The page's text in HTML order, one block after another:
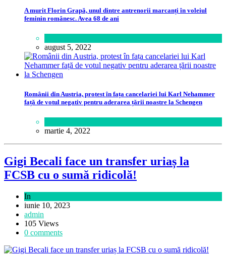
A murit Florin Grapă, unul dintre antrenorii marcanți în voleiul
feminin românesc. Avea 68 de ani
august 5, 2022
Românii din Austria, protest în fața cancelariei lui Karl Nehammer
față de votul negativ pentru aderarea țării noastre la Schengen
martie 4, 2022
Gigi Becali face un transfer uriaș la
FCSB cu o sumă ridicolă!
In
iunie 10, 2023
admin
105 Views
0 comments